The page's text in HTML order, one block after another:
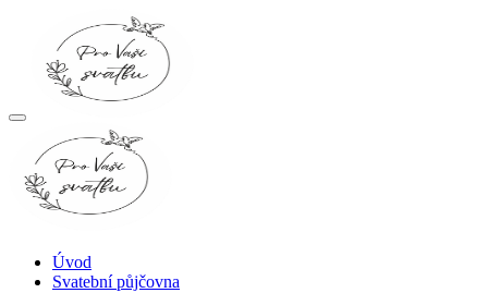
Úvod
Svatební půjčovna